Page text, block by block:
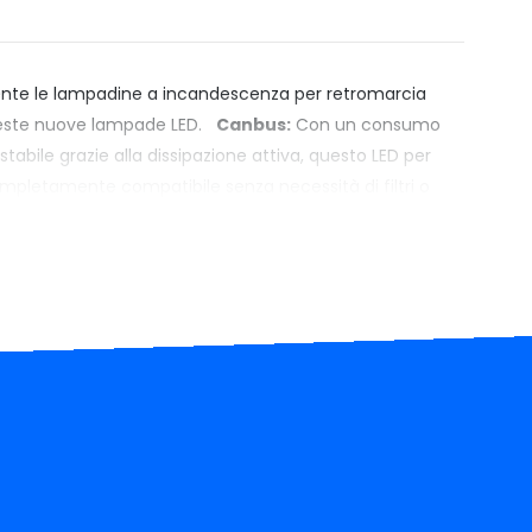
le lampadine a incandescenza per retromarcia
nuove lampade LED. Canbus: Con un consumo
grazie alla dissipazione attiva, questo LED per
fascia di prezzo.Affidabilità Garantita:Con